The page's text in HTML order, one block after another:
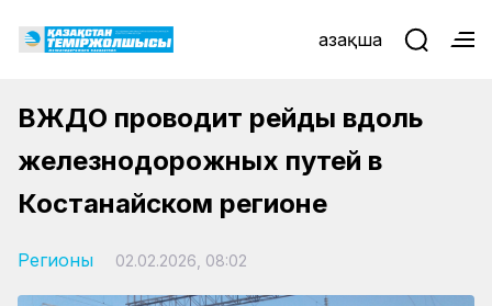
Қазақша
ВЖДО проводит рейды вдоль
железнодорожных путей в
Костанайском регионе
Регионы 02.02.2026, 08:02